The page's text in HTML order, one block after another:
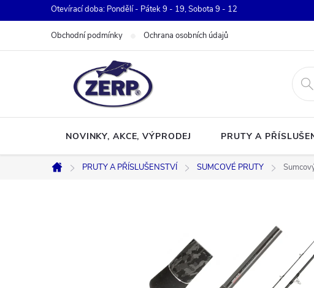
na
Otevírací doba: Pondělí - Pátek 9 - 19, Sobota 9 - 12
Obchodní podmínky Ochrana osobních údajů
NOVINKY, AKCE, VÝPRODEJ PRUTY A
Domů
PRUTY A PŘÍSLUŠENSTVÍ SUMCOVÉ PRUTY